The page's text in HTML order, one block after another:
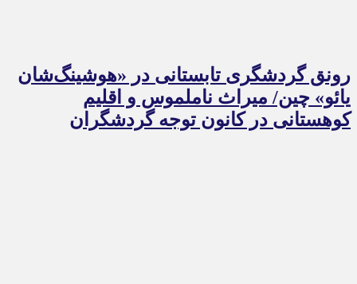
رونق گردشگری تابستانی در «هوشینگ‌شان
یائو» چین/ میراث ناملموس و اقلیم
کوهستانی در کانون توجه گردشگران